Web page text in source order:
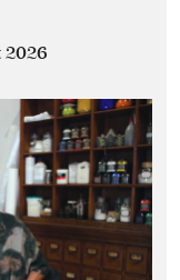
2026